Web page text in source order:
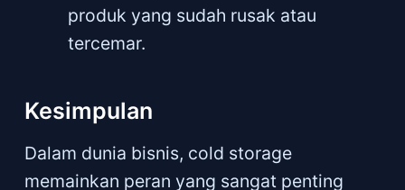
produk yang sudah rusak atau
tercemar.
Kesimpulan
Dalam dunia bisnis, cold storage
memainkan peran yang sangat penting